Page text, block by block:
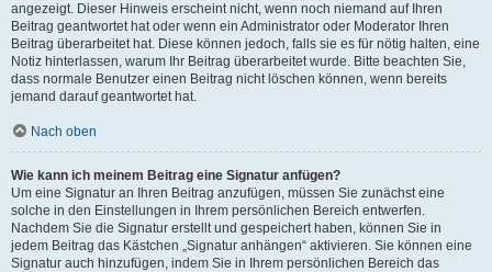
angezeigt. Dieser Hinweis erscheint nicht, wenn noch niemand auf Ihren
Beitrag geantwortet hat oder wenn ein Administrator oder Moderator Ihren
Beitrag überarbeitet hat. Diese können jedoch, falls sie es für nötig halten, eine
Notiz hinterlassen, warum Ihr Beitrag überarbeitet wurde. Bitte beachten Sie,
dass normale Benutzer einen Beitrag nicht löschen können, wenn bereits
jemand darauf geantwortet hat.
Nach oben
Wie kann ich meinem Beitrag eine Signatur anfügen?
Um eine Signatur an Ihren Beitrag anzufügen, müssen Sie zunächst eine
solche in den Einstellungen in Ihrem persönlichen Bereich entwerfen.
Nachdem Sie die Signatur erstellt und gespeichert haben, können Sie in
jedem Beitrag das Kästchen „Signatur anhängen“ aktivieren. Sie können eine
Signatur auch hinzufügen, indem Sie in Ihrem persönlichen Bereich das